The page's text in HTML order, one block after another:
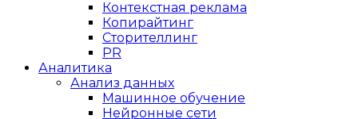
Контекстная реклама
Копирайтинг
Сторителлинг
PR
Аналитика
Анализ данных
Машинное обучение
Нейронные сети